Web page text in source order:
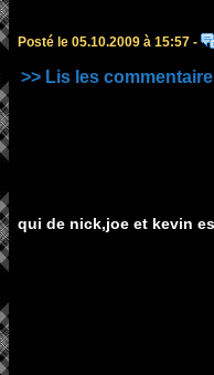
Posté le 05.10.2009 à 15:57 -
>> Lis les
qui de nick,joe et kevin